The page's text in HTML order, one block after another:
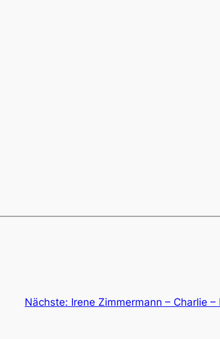
Nächste: Irene Zimmermann – Charlie